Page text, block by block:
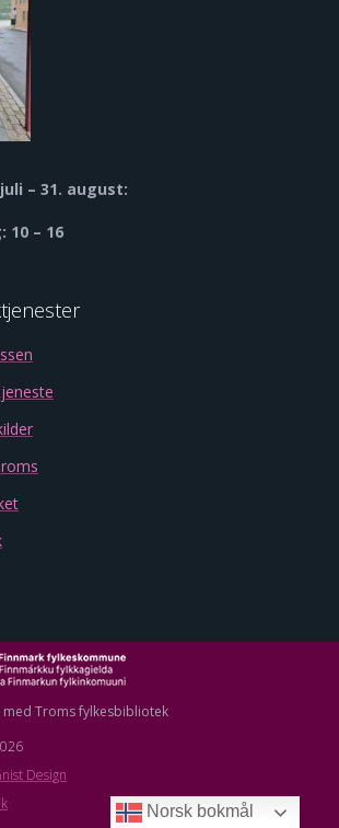
– 31. august:
10 – 16
Troms fylkesbibliotek
Design
Norsk bokmål